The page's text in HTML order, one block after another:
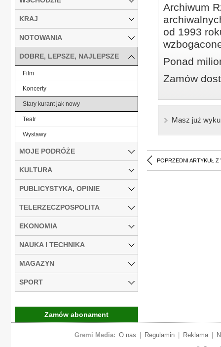
Archiwum
od 1993
Ponad
Zamów
Masz już
POPRZEDNI ARTYKUŁ Z
KRAJ
NOTOWANIA
DOBRE, LEPSZE, NAJLEPSZE
Film
Koncerty
Stary kurant jak nowy
Teatr
Wystawy
MOJE PODRÓŻE
KULTURA
PUBLICYSTYKA, OPINIE
TELERZECZPOSPOLITA
EKONOMIA
NAUKA I TECHNIKA
MAGAZYN
SPORT
Zamów abonament
Gremi Media: O nas Regulamin Reklama